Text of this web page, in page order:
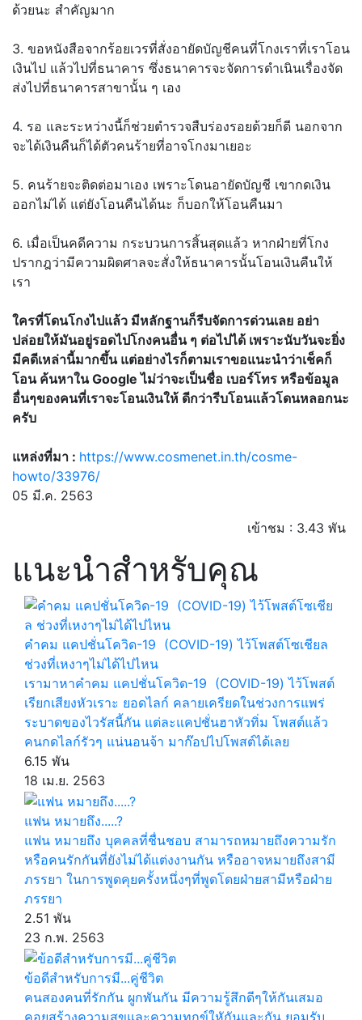
ด้วยนะ สำคัญมาก
3. ขอหนังสือจากร้อยเวรที่สั่งอายัดบัญชีคนที่โกงเราที่เราโอน
เงินไป แล้วไปที่ธนาคาร ซึ่งธนาคารจะจัดการดำเนินเรื่องจัด
ส่งไปที่ธนาคารสาขานั้น ๆ เอง
4. รอ และระหว่างนี้ก็ช่วยตำรวจสืบร่องรอยด้วยก็ดี นอกจาก
จะได้เงินคืนก็ได้ตัวคนร้ายที่อาจโกงมาเยอะ
5. คนร้ายจะติดต่อมาเอง เพราะโดนอายัดบัญชี เขากดเงิน
ออกไม่ได้ แต่ยังโอนคืนได้นะ ก็บอกให้โอนคืนมา
6. เมื่อเป็นคดีความ กระบวนการสิ้นสุดแล้ว หากฝ่ายที่โกง
ปรากฎว่ามีความผิดศาลจะสั่งให้ธนาคารนั้นโอนเงินคืนให้
เรา
ใครที่โดนโกงไปแล้ว มีหลักฐานก็รีบจัดการด่วนเลย อย่า
ปล่อยให้มันอยู่รอดไปโกงคนอื่น ๆ ต่อไปได้ เพราะนับวันจะยิ่ง
มีคดีเหล่านี้มากขึ้น แต่อย่างไรก็ตามเราขอแนะนำว่าเช็คก็
โอน ค้นหาใน Google ไม่ว่าจะเป็นชื่อ เบอร์โทร หรือข้อมูล
อื่นๆของคนที่เราจะโอนเงินให้ ดีกว่ารีบโอนแล้วโดนหลอกนะ
ครับ
แหล่งที่มา : https://www.cosmenet.in.th/cosme-
howto/33976/
05 มี.ค. 2563
เข้าชม : 3.43 พัน
แนะนำสำหรับคุณ
คำคม แคปชั่นโควิด-19 (COVID-19) ไว้โพสต์โซเชียล
ช่วงที่เหงาๆไม่ได้ไปไหน
เรามาหาคำคม แคปชั่นโควิด-19 (COVID-19) ไว้โพสต์
เรียกเสียงหัวเราะ ยอดไลก์ คลายเครียดในช่วงการแพร่
ระบาดของไวรัสนี้กัน แต่ละแคปชั่นฮาหัวทิ่ม โพสต์แล้ว
คนกดไลก์รัวๆ แน่นอนจ้า มาก๊อปไปโพสต์ได้เลย
6.15 พัน
18 เม.ย. 2563
แฟน หมายถึง.....?
แฟน หมายถึง บุคคลที่ชื่นชอบ สามารถหมายถึงความรัก
หรือคนรักกันที่ยังไม่ได้แต่งงานกัน หรืออาจหมายถึงสามี
ภรรยา ในการพูดคุยครั้งหนึ่งๆที่พูดโดยฝ่ายสามีหรือฝ่าย
ภรรยา
2.51 พัน
23 ก.พ. 2563
ข้อดีสำหรับการมี...คู่ชีวิต
คนสองคนที่รักกัน ผูกพันกัน มีความรู้สึกดีๆให้กันเสมอ
คอยสร้างความสุขและความทุกข์ใหักันและกัน ยอมรับ